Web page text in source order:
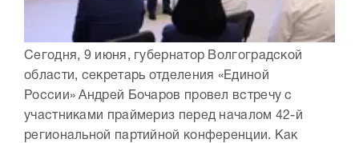
Сегодня, 9 июня, губернатор Волгоградской
области, секретарь отделения «Единой
России» Андрей Бочаров провел встречу с
участниками праймериз перед началом 42-й
региональной партийной конференции. Как